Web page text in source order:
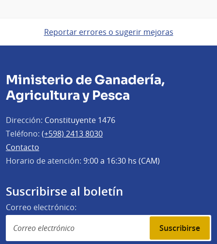
Reportar errores o sugerir mejoras
Ministerio de Ganadería,
Agricultura y Pesca
Dirección: Constituyente 1476
Teléfono: (+598) 2413 8030
Contacto
Horario de atención: 9:00 a 16:30 hs (CAM)
Suscribirse al boletín
Correo electrónico:
Suscribirse